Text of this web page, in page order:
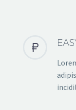

